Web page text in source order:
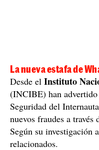
La nueva estafa de
Desde el Instituto
(INCIBE) han
Seguridad del
nuevos fraudes a
Según su investigación
relacionados.